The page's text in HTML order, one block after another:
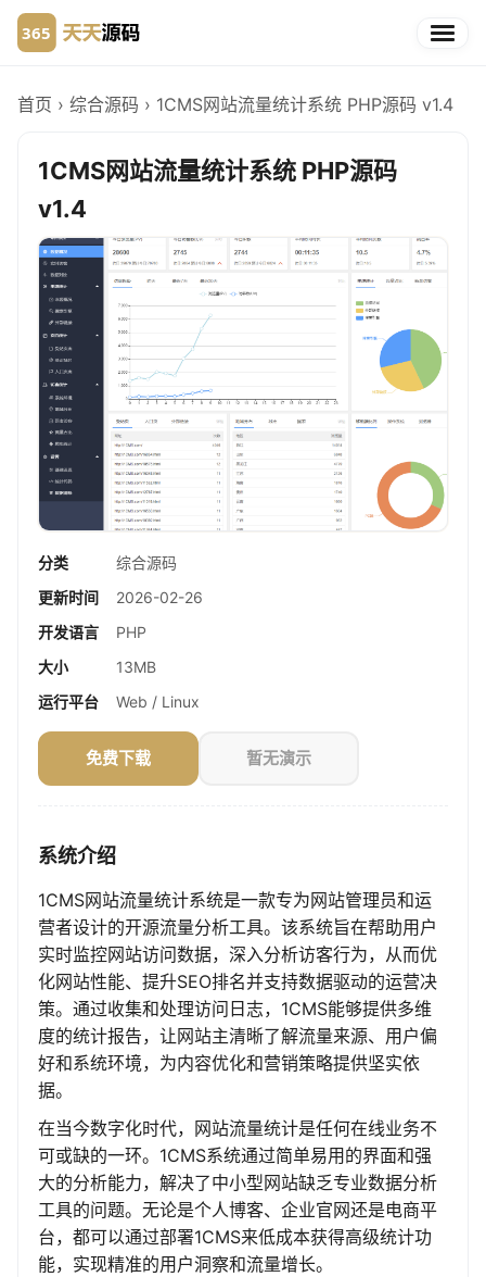
首页 › 综合源码 › 1CMS网站流量统计系统 PHP源码 v1.4
1CMS网站流量统计系统 PHP源码
v1.4
分类
综合源码
更新时间
2026-02-26
开发语言
PHP
大小
13MB
运行平台
Web / Linux
免费下载 暂无演示
系统介绍
1CMS网站流量统计系统是一款专为网站管理员和运
营者设计的开源流量分析工具。该系统旨在帮助用户
实时监控网站访问数据，深入分析访客行为，从而优
化网站性能、提升SEO排名并支持数据驱动的运营决
策。通过收集和处理访问日志，1CMS能够提供多维
度的统计报告，让网站主清晰了解流量来源、用户偏
好和系统环境，为内容优化和营销策略提供坚实依
据。
在当今数字化时代，网站流量统计是任何在线业务不
可或缺的一环。1CMS系统通过简单易用的界面和强
大的分析能力，解决了中小型网站缺乏专业数据分析
工具的问题。无论是个人博客、企业官网还是电商平
台，都可以通过部署1CMS来低成本获得高级统计功
能，实现精准的用户洞察和流量增长。